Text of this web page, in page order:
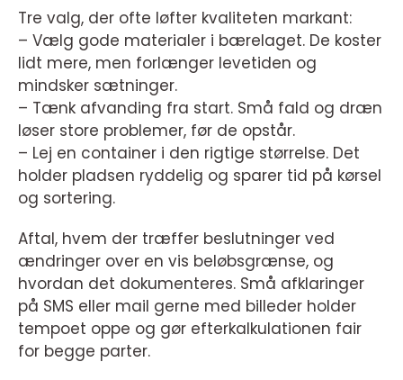
Tre valg, der ofte løfter kvaliteten markant:
– Vælg gode materialer i bærelaget. De koster
lidt mere, men forlænger levetiden og
mindsker sætninger.
– Tænk afvanding fra start. Små fald og dræn
løser store problemer, før de opstår.
– Lej en container i den rigtige størrelse. Det
holder pladsen ryddelig og sparer tid på kørsel
og sortering.
Aftal, hvem der træffer beslutninger ved
ændringer over en vis beløbsgrænse, og
hvordan det dokumenteres. Små afklaringer
på SMS eller mail gerne med billeder holder
tempoet oppe og gør efterkalkulationen fair
for begge parter.